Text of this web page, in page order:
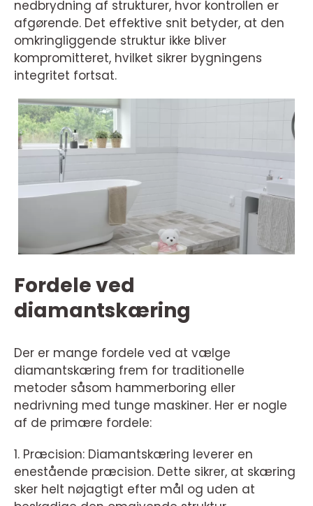
nedbrydning af strukturer, hvor kontrollen er
afgørende. Det effektive snit betyder, at den
omkringliggende struktur ikke bliver
kompromitteret, hvilket sikrer bygningens
integritet fortsat.
Fordele ved
diamantskæring
Der er mange fordele ved at vælge
diamantskæring frem for traditionelle
metoder såsom hammerboring eller
nedrivning med tunge maskiner. Her er nogle
af de primære fordele:
1. Præcision: Diamantskæring leverer en
enestående præcision. Dette sikrer, at skæring
sker helt nøjagtigt efter mål og uden at